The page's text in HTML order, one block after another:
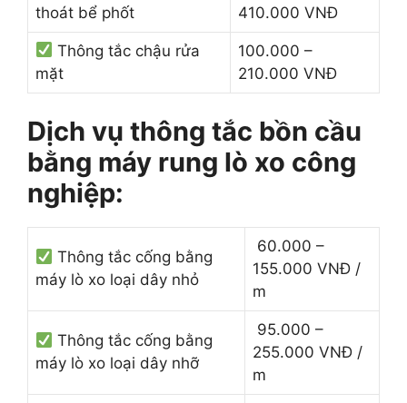
thoát bể phốt
410.000 VNĐ
Thông tắc chậu rửa
mặt
100.000 –
210.000 VNĐ
Dịch vụ thông tắc bồn cầu
bằng máy rung lò xo công
nghiệp:
Thông tắc cống bằng
máy lò xo loại dây nhỏ
60.000 –
155.000 VNĐ /
m
Thông tắc cống bằng
máy lò xo loại dây nhỡ
95.000 –
255.000 VNĐ /
m